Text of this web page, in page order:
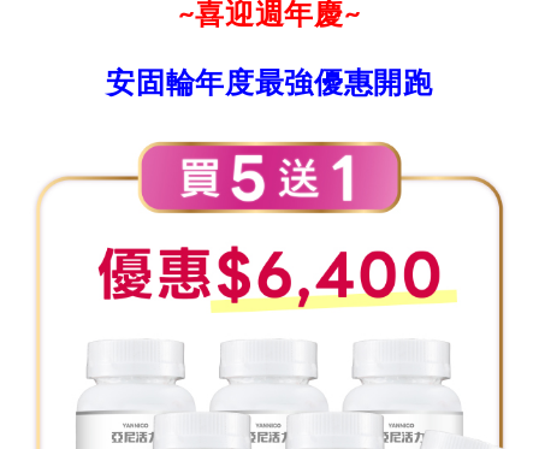
~喜迎週年慶~
安固輪年度最強優惠開跑